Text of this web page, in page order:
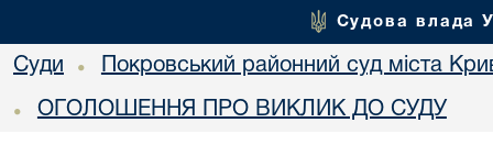
Судова влада
Суди • Покровський районний суд міста
• ОГОЛОШЕННЯ ПРО ВИКЛИК ДО СУДУ